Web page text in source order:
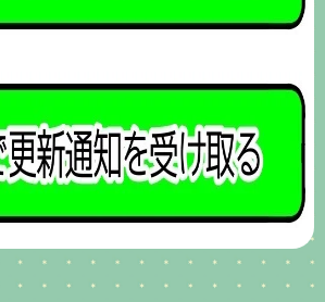
TOP 次のお話